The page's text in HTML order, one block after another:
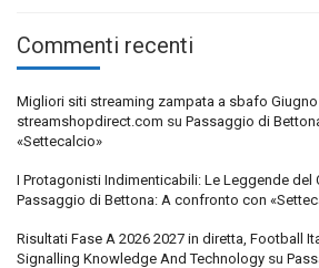
Commenti recenti
Migliori siti streaming zampata a sbafo
streamshopdirect.com su Passaggio di
«Settecalcio»
I Protagonisti Indimenticabili: Le Leggende del
Passaggio di Bettona: A confronto con
Risultati Fase A 2026 2027 in diretta, Football
Signalling Knowledge And Technology su